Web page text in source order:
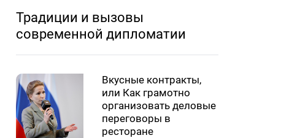
Традиции и вызовы
современной дипломатии
Вкусные контракты,
или Как грамотно
организовать деловые
переговоры в
ресторане